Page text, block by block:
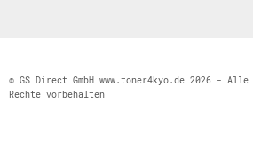
© GS Direct GmbH www.toner4kyo.de 2026 - Alle
Rechte vorbehalten